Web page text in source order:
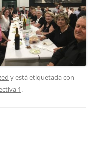
y está etiquetada con
1.